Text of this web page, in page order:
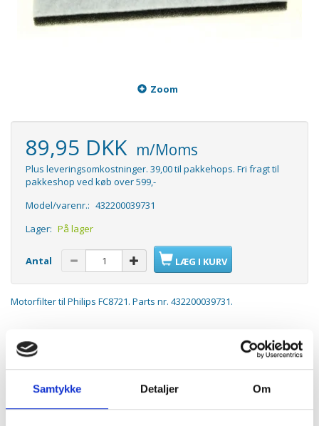
Samtykke Detaljer Om
Zoom
89,95 DKK m/Moms
Plus leveringsomkostninger. 39,00 til pakkehops. Fri fragt til
pakkeshop ved køb over 599,-
Model/varenr.: 432200039731
Lager: På lager
Antal LÆG I KURV
Motorfilter til Philips FC8721. Parts nr. 432200039731.
Passer til:
Philips Performer Expert